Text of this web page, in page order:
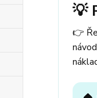
💡
👉